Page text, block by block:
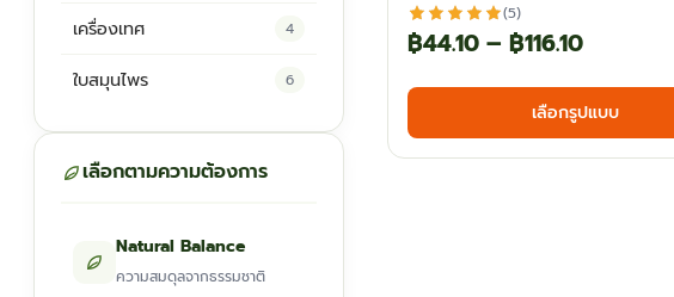
เครื่องเทศ 4
ใบสมุนไพร 6
เลือกตามความต้องการ
Natural Balance
ความสมดุลจากธรรมชาติ
(5)
฿44.10 – ฿116.10Price
range:
฿44.10
through
เลือกรูปแบบ